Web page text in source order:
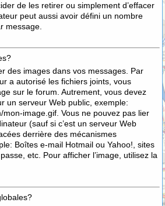
de les retirer ou simplement d’effacer
peut aussi avoir défini un nombre
message.
des images dans vos messages. Par
a autorisé les fichiers joints, vous
sur le forum. Autrement, vous devez
un serveur Web public, exemple:
mon-image.gif. Vous ne pouvez pas lier
(sauf si c’est un serveur Web
derrière des mécanismes
Boîtes e-mail Hotmail ou Yahoo!, sites
etc. Pour afficher l’image, utilisez la